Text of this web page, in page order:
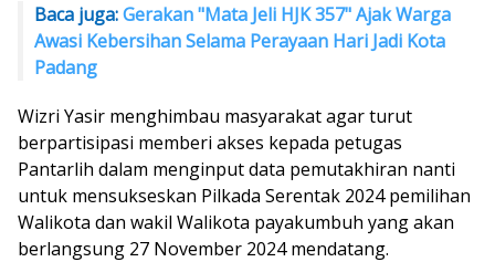
Baca juga:Gerakan "Mata Jeli HJK 357" Ajak Warga
Awasi Kebersihan Selama Perayaan Hari Jadi Kota
Padang
Wizri Yasir menghimbau masyarakat agar turut
berpartisipasi memberi akses kepada petugas
Pantarlih dalam menginput data pemutakhiran nanti
untuk mensukseskan Pilkada Serentak 2024 pemilihan
Walikota dan wakil Walikota payakumbuh yang akan
berlangsung 27 November 2024 mendatang.